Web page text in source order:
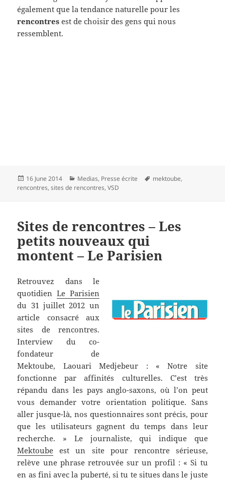
également que la tendance naturelle pour les
rencontres est de choisir des gens qui nous
ressemblent.
Posted
on
16 June 2014 Categories
Medias, Presse écrite Tags
mektoube,
rencontres,sites de rencontres,VSD
Sites de rencontres – Les
petits nouveaux qui
montent – Le Parisien
Retrouvez dans le
quotidien Le Parisien
du 31 juillet 2012 un
article consacré aux
sites de rencontres.
Interview du co-
fondateur de
Mektoube, Laouari Medjebeur : « Notre site
fonctionne par affinités culturelles. C’est très
répandu dans les pays anglo-saxons, où l’on peut
vous demander votre orientation politique. Sans
aller jusque-là, nos questionnaires sont précis, pour
que les utilisateurs gagnent du temps dans leur
recherche. » Le journaliste, qui indique que
Mektoube est un site pour rencontre sérieuse,
relève une phrase retrouvée sur un profil : « Si tu
en as fini avec la puberté, si tu te situes dans le juste